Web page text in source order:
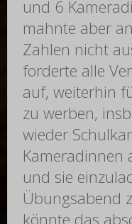
und 6
mahnte aber
Zahlen nicht
forderte alle
auf, weiterhin
zu werben,
wieder
Kameradinnen
und sie
Übungsabend
könnte das